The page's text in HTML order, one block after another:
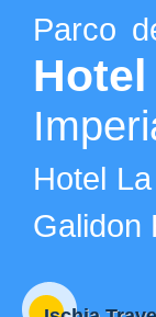
Parco
Hotel
Galidon